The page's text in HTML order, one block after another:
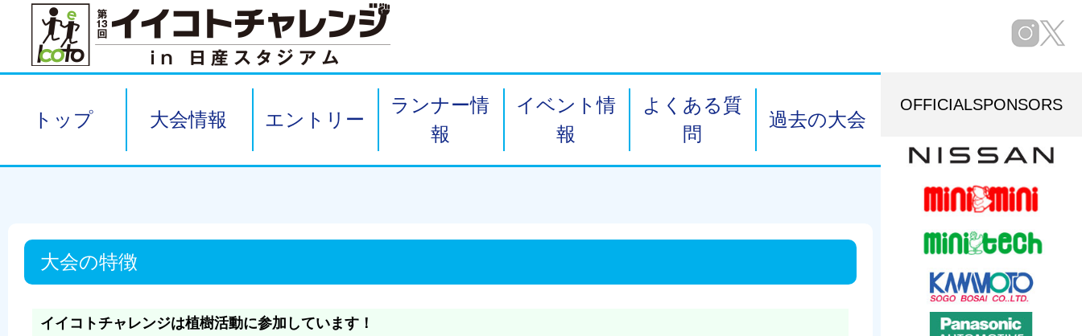
トップ 大会情報 エントリー
ランナー情
報
イベント情
報
よくある質
問
過去の大会
OFFICIALSPONSORS
大会の特徴
イイコトチャレンジは植樹活動に参加しています！